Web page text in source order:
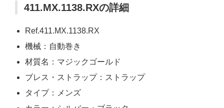
411.MX.1138.RXの詳細
Ref.411.MX.1138.RX
機械：自動巻き
材質名：マジックゴールド
ブレス・ストラップ：ストラップ
タイプ：メンズ